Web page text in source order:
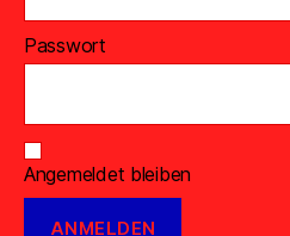
Passwort
Angemeldet bleiben